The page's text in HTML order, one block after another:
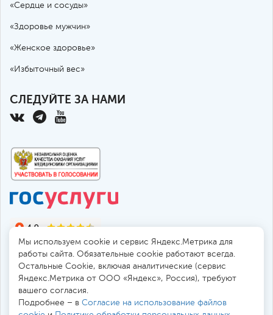
«Сердце и сосуды»
«Здоровье мужчин»
«Женское здоровье»
«Избыточный вес»
СЛЕДУЙТЕ ЗА НАМИ
194017, Россия, Санкт-Петербург, пр. Тореза 72
Мы используем cookie и сервис Яндекс.Метрика для
работы сайта. Обязательные cookie работают всегда.
Остальные Сookie, включая аналитические (сервис
Яндекс.Метрика от ООО «Яндекс», Россия), требуют
вашего согласия.
Подробнее – в Согласие на использование файлов